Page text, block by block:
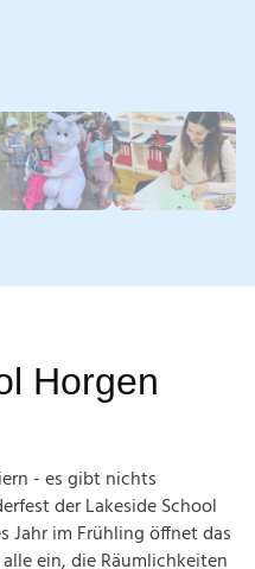
Horgen
- es gibt nichts
der Lakeside School
Jahr im Frühling öffnet das
ein, die Räumlichkeiten